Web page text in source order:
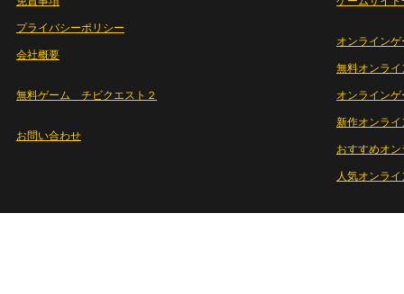
プライバシーポリシー
会社概要
無料ゲーム チビクエスト２
お問い合わせ
オンラインゲ
無料オンライ
オンライン
新作オンライ
おすすめオ
人気オンラ